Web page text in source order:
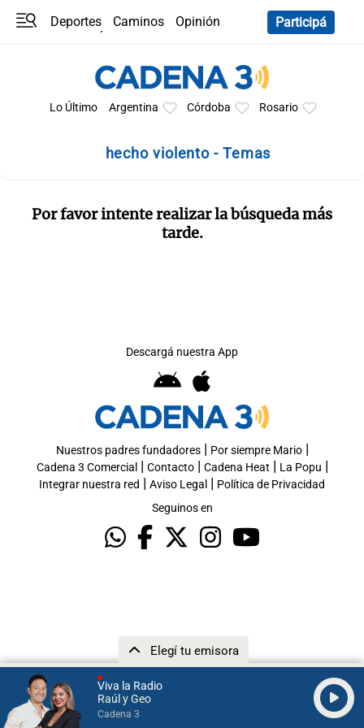
Viva la Radio
Raúl y Geo
Cadena 3
Elegí tu emisora
Deportes Caminos
Opinión
Participá
Lo Último Argentina Córdoba Rosario
hecho violento - Temas
Por favor intente realizar la búsqueda más
tarde.
Descargá nuestra App
Nuestros padres fundadores| Por siempre Mario|
Cadena 3 Comercial | Contacto| Cadena Heat | La Popu |
Integrar nuestra red | Aviso Legal | Política de Privacidad
Seguinos en